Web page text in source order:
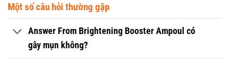
Một số câu hỏi thường gặp
Answer From Brightening Booster Ampoul có
gây mụn không?